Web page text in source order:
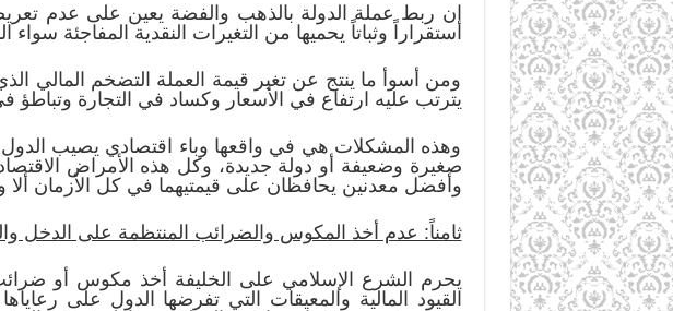
إن ربط عملة الدولة بالذهب والفضة يعين على عدم
استقراراً وثباتاً يحميها من التغيرات النقدية المفاجئة
ومن أسوأ ما ينتج عن تغير قيمة العملة التضخم المالي
يترتب عليه ارتفاع في الأسعار وكساد في التجارة وتباطؤ
وهذه المشكلات هي في واقعها وباء اقتصادي يصيب الدول
صغيرة وضعيفة أو دولة جديدة، وكل هذه الأمراض
وأفضل معدنين يحافظان على قيمتيهما في كل الأزمان ألا
ثامناً: عدم أخذ المكوس والضرائب المنتظمة على الدخل
يحرم الشرع الإسلامي على الخليفة أخذ مكوس أو
القيود المالية والمعيقات التي تفرضها الدول على